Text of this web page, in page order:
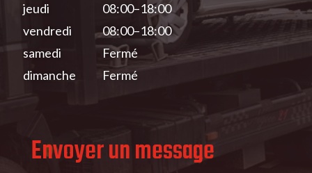
jeudi
vendredi
samedi
dimanche
08:00–18:00
08:00–18:00
Fermé
Fermé
Envoyer un message